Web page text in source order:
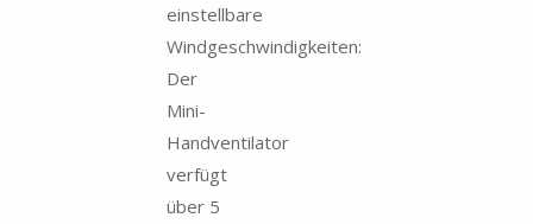
einstellbare
Windgeschwindigkeiten:
Der
Mini-
Handventilator
verfügt
über 5